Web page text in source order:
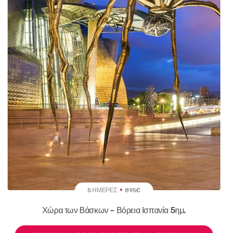
5 ΗΜΈΡΕΣ 895€
Χώρα των Βάσκων – Βόρεια Ισπανία 5ημ.